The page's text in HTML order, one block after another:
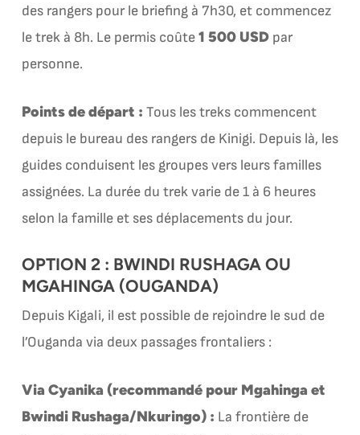
des rangers pour le briefing à 7h30, et commencez
le trek à 8h. Le permis coûte1 500 USDpar
personne.
Points de départ : Tous les treks commencent
depuis le bureau des rangers de Kinigi. Depuis là, les
guides conduisent les groupes vers leurs familles
assignées. La durée du trek varie de 1 à 6 heures
selon la famille et ses déplacements du jour.
OPTION 2 : BWINDI RUSHAGA OU
MGAHINGA (OUGANDA)
Depuis Kigali, il est possible de rejoindre le sud de
l’Ouganda via deux passages frontaliers :
Via Cyanika (recommandé pour Mgahinga et
Bwindi Rushaga/Nkuringo) : La frontière de